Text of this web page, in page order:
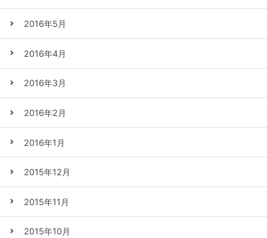
2016年5月
2016年4月
2016年3月
2016年2月
2016年1月
2015年12月
2015年11月
2015年10月